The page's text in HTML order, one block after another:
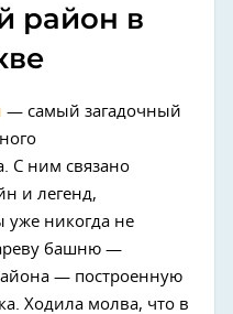
район в
— самый загадочный
С ним связано
и легенд,
уже никогда не
башню —
— построенную
Ходила молва, что в